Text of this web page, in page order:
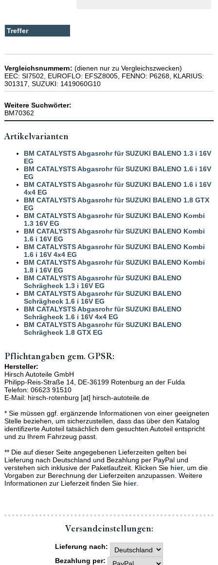
Vergleichsnummern: (dienen nur zu Vergleichszwecken)
EEC: SI7502, EUROFLO: EFSZ8005, FENNO: P6268, KLARIUS:
301317, SUZUKI: 1419060G10
Weitere Suchwörter:
BM70362
Artikelvarianten
BM CATALYSTS Abgasrohr für SUZUKI BALENO 1.3 i 16V
EG
BM CATALYSTS Abgasrohr für SUZUKI BALENO 1.6 i 16V
EG
BM CATALYSTS Abgasrohr für SUZUKI BALENO 1.6 i 16V
4x4 EG
BM CATALYSTS Abgasrohr für SUZUKI BALENO 1.8 GTX
EG
BM CATALYSTS Abgasrohr für SUZUKI BALENO Kombi
1.3 16V EG
BM CATALYSTS Abgasrohr für SUZUKI BALENO Kombi
1.6 i 16V EG
BM CATALYSTS Abgasrohr für SUZUKI BALENO Kombi
1.6 i 16V 4x4 EG
BM CATALYSTS Abgasrohr für SUZUKI BALENO Kombi
1.8 i 16V EG
BM CATALYSTS Abgasrohr für SUZUKI BALENO
Schrägheck 1.3 i 16V EG
BM CATALYSTS Abgasrohr für SUZUKI BALENO
Schrägheck 1.6 i 16V EG
BM CATALYSTS Abgasrohr für SUZUKI BALENO
Schrägheck 1.6 i 16V 4x4 EG
BM CATALYSTS Abgasrohr für SUZUKI BALENO
Schrägheck 1.8 GTX EG
Pflichtangaben gem. GPSR:
Hersteller:
Hirsch Autoteile GmbH
Philipp-Reis-Straße 14, DE-36199 Rotenburg an der Fulda
Telefon: 06623 91510
E-Mail: hirsch-rotenburg [at] hirsch-autoteile.de
* Sie müssen ggf. ergänzende Informationen von einer geeigneten
Stelle beziehen, um sicherzustellen, dass das über den Katalog
identifizerte Autoteil tatsächlich dem gesuchten Autoteil entspricht
und zu Ihrem Fahrzeug passt.
** Die auf dieser Seite angegebenen Lieferzeiten gelten bei
Lieferung nach Deutschland und Bezahlung per PayPal und
verstehen sich inklusive der Paketlaufzeit. Klicken Sie hier, um die
Vorgaben zur Berechnung der Lieferzeiten anzupassen. Weitere
Informationen zur Lieferzeit finden Sie hier.
Versand­einstellungen:
Lieferung nach:
Bezahlung per: